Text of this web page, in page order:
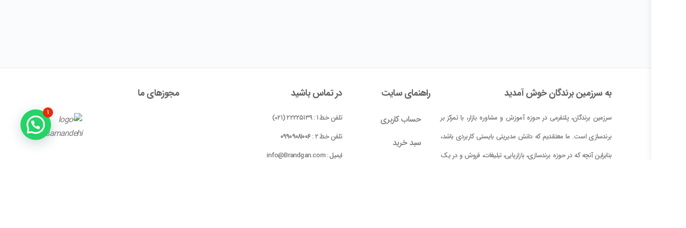
به سرزمین برندگان خوش آمدید
سرزمین برندگان، پلتفرمی در حوزه آموزش و مشاوره بازار، با تمرکز بر
برندسازی است. ما معتقدیم که دانش مدیریتی بایستی کاربردی باشد،
بنابراین آنچه که در حوزه برندسازی، بازاریابی، تبلیغات، فروش و در یک
راهنمای سایت
حساب کاربری
سبد خرید
در تماس باشید
تلفن خط ۱ : ۲۲۲۲۵۱۳۹ (۰۲۱)
تلفن خط ۲ :
۰۹۹۰۹۰۸۱۰۰۶
ایمیل : info@Brandgan.com
مجوز‌های ما
۱